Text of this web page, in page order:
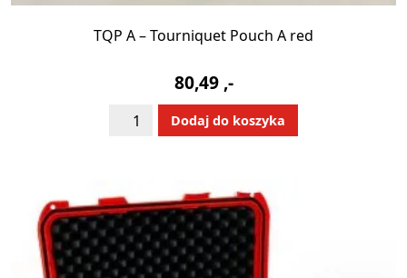
TQP A – Tourniquet Pouch A red
80,49 ,-
ilość
Tourniquet
Pouch
A
red
Dodaj do koszyka
Alternative: